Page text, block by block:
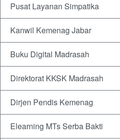
Pusat Layanan Simpatika
Kanwil Kemenag Jabar
Buku Digital Madrasah
Direktorat KKSK Madrasah
Dirjen Pendis Kemenag
Elearning MTs Serba Bakti